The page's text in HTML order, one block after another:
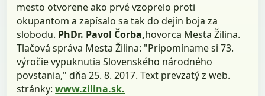
mesto otvorene ako prvé vzoprelo proti
okupantom a zapísalo sa tak do dejín boja za
slobodu. PhDr. Pavol Čorba,hovorca Mesta Žilina.
Tlačová správa Mesta Žilina: "Pripomíname si 73.
výročie vypuknutia Slovenského národného
povstania," dňa 25. 8. 2017. Text prevzatý z web.
stránky:www.zilina.sk.